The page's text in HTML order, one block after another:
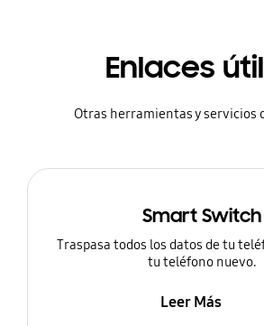
Enlaces
Otras herramientas y servicios
Smart Switch
Traspasa todos los datos de tu
tu teléfono nuevo.
Leer Más